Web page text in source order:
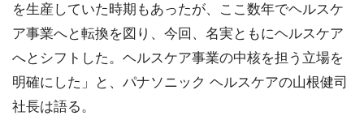
を生産していた時期もあったが、ここ数年でヘルスケ
ア事業へと転換を図り、今回、名実ともにヘルスケア
へとシフトした。ヘルスケア事業の中核を担う立場を
明確にした」と、パナソニック ヘルスケアの山根健司
社長は語る。